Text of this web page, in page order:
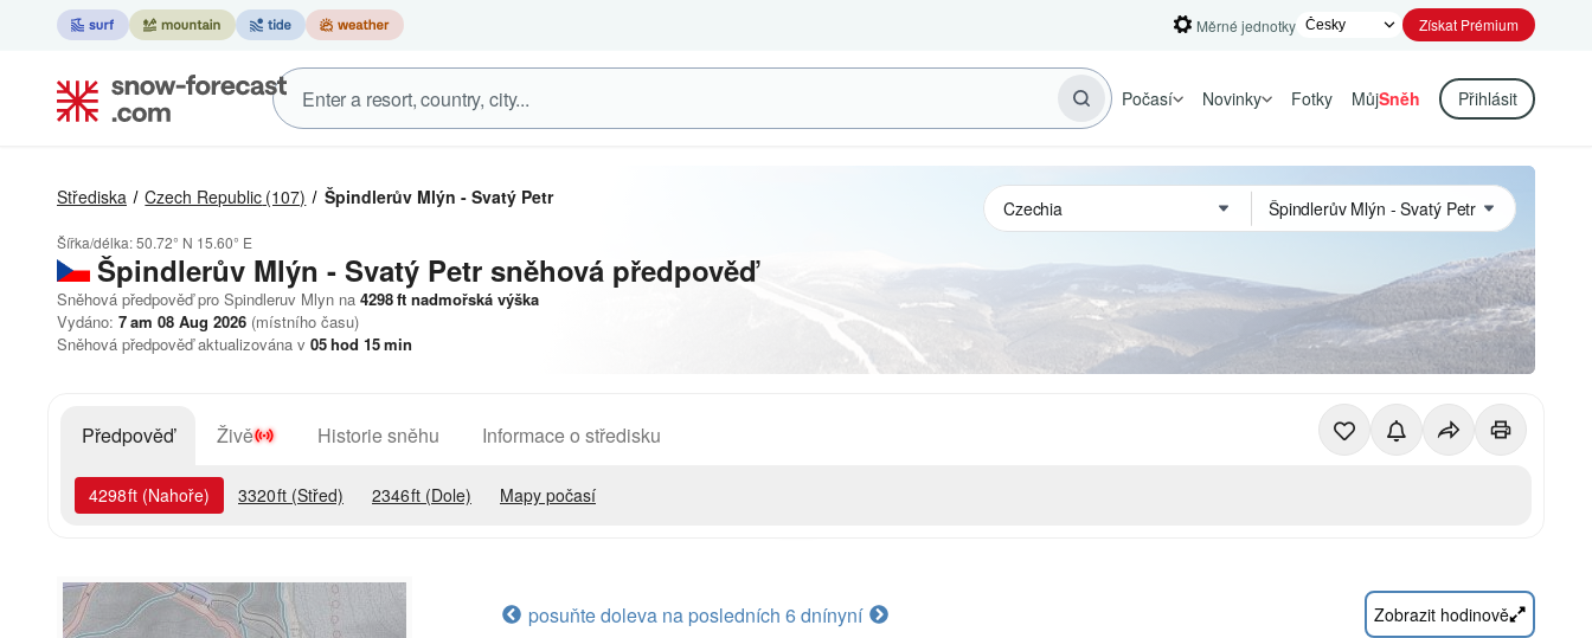
Měrné jednotky Získat Prémium
Počasí Novinky Fotky MůjSněh Přihlásit
Střediska Czech Republic (107) Špindlerův Mlýn - Svatý Petr
Šířka/délka:50.72° N 15.60° E
Špindlerův Mlýn - Svatý Petr sněhová předpověď
Sněhová předpověď pro Spindleruv Mlyn na 4298ft nadmořská výška
Vydáno: 7 am 08 Aug 2026 (místního času)
Sněhová předpověď aktualizována v 05hod 15min
Předpověď Živě Historie sněhu Informace o středisku
4298ft (Nahoře) 3320ft (Střed) 2346ft (Dole) Mapy počasí
posuňte doleva na posledních 6 dnínyní Zobrazit hodinově